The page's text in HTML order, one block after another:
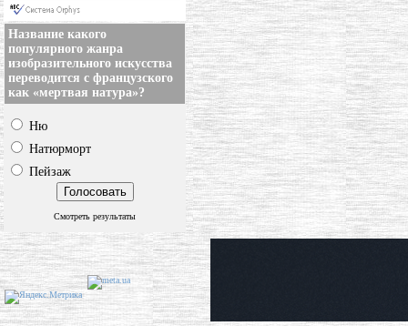
Название какого
популярного жанра
изобразительного искусства
переводится с французского
как «мертвая натура»?
Ню
Натюрморт
Пейзаж
Смотреть результаты